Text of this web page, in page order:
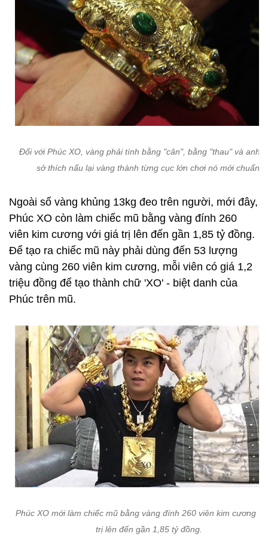
Đối với Phúc XO, vàng phải tính bằng "cân", bằng "thau" và anh
sở thích nấu lại vàng thành từng cục lớn chơi nó mới chuẩn.
Ngoài số vàng khủng 13kg đeo trên người, mới đây,
Phúc XO còn làm chiếc mũ bằng vàng đính 260
viên kim cương với giá trị lên đến gần 1,85 tỷ đồng.
Để tạo ra chiếc mũ này phải dùng đến 53 lượng
vàng cùng 260 viên kim cương, mỗi viên có giá 1,2
triệu đồng để tạo thành chữ 'XO' - biệt danh của
Phúc trên mũ.
Phúc XO mới làm chiếc mũ bằng vàng đính 260 viên kim cương
trị lên đến gần 1,85 tỷ đồng.